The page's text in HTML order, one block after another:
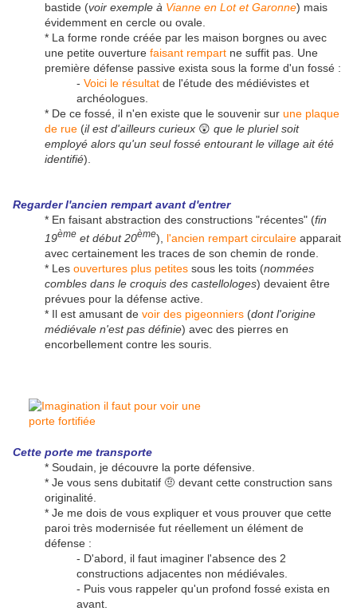
bastide (voir exemple à Vianne en Lot et Garonne) mais
évidemment en cercle ou ovale.
* La forme ronde créée par les maison borgnes ou avec
une petite ouverture faisant rempart ne suffit pas. Une
première défense passive exista sous la forme d'un fossé :
- Voici le résultat de l'étude des médiévistes et
archéologues.
* De ce fossé, il n'en existe que le souvenir sur une plaque
de rue (il est d'ailleurs curieux 😲 que le pluriel soit
employé alors qu'un seul fossé entourant le village ait été
identifié).
Regarder l'ancien rempart avant d'entrer
* En faisant abstraction des constructions "récentes" (fin
19ème et début 20ème), l'ancien rempart circulaire apparait
avec certainement les traces de son chemin de ronde.
* Les ouvertures plus petites sous les toits (nommées
combles dans le croquis des castellologes) devaient être
prévues pour la défense active.
* Il est amusant de voir des pigeonniers (dont l'origine
médiévale n'est pas définie) avec des pierres en
encorbellement contre les souris.
Cette porte me transporte
* Soudain, je découvre la porte défensive.
* Je vous sens dubitatif 🤨 devant cette construction sans
originalité.
* Je me dois de vous expliquer et vous prouver que cette
paroi très modernisée fut réellement un élément de
défense :
- D'abord, il faut imaginer l'absence des 2
constructions adjacentes non médiévales.
- Puis vous rappeler qu'un profond fossé exista en
avant.